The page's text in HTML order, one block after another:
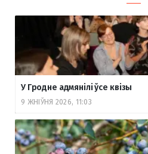
У Гродне адмянілі ўсе квізы
9 ЖНІЎНЯ 2026, 11:03